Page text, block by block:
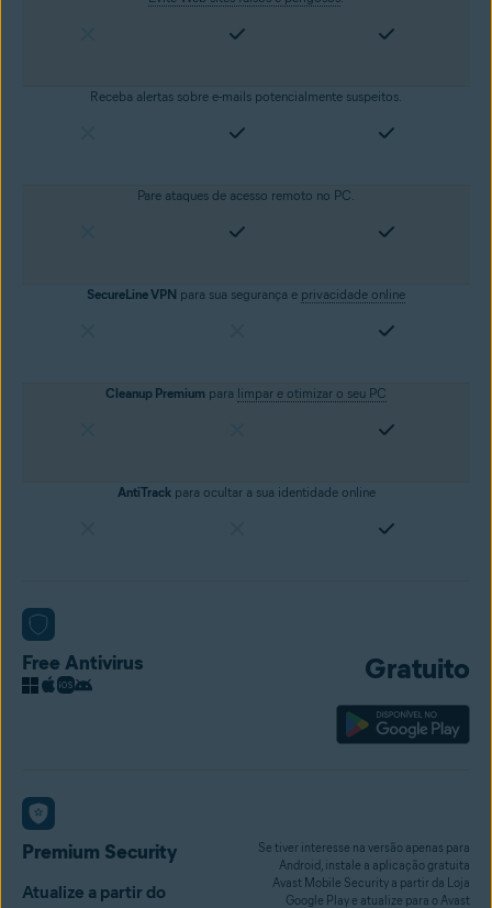
Receba alertas sobre e-mails potencialmente suspeitos.
Pare ataques de acesso remoto no PC.
SecureLine VPN para sua segurança e privacidade online
Cleanup Premium para limpar e otimizar o seu PC
AntiTrackpara ocultar a sua identidade online
Free Antivirus Gratuito
Premium Security
Atualize a partir do
Se tiver interesse na versão apenas para
Android, instale a aplicação gratuita
Avast Mobile Security a partir da Loja
Google Play e atualize para o Avast